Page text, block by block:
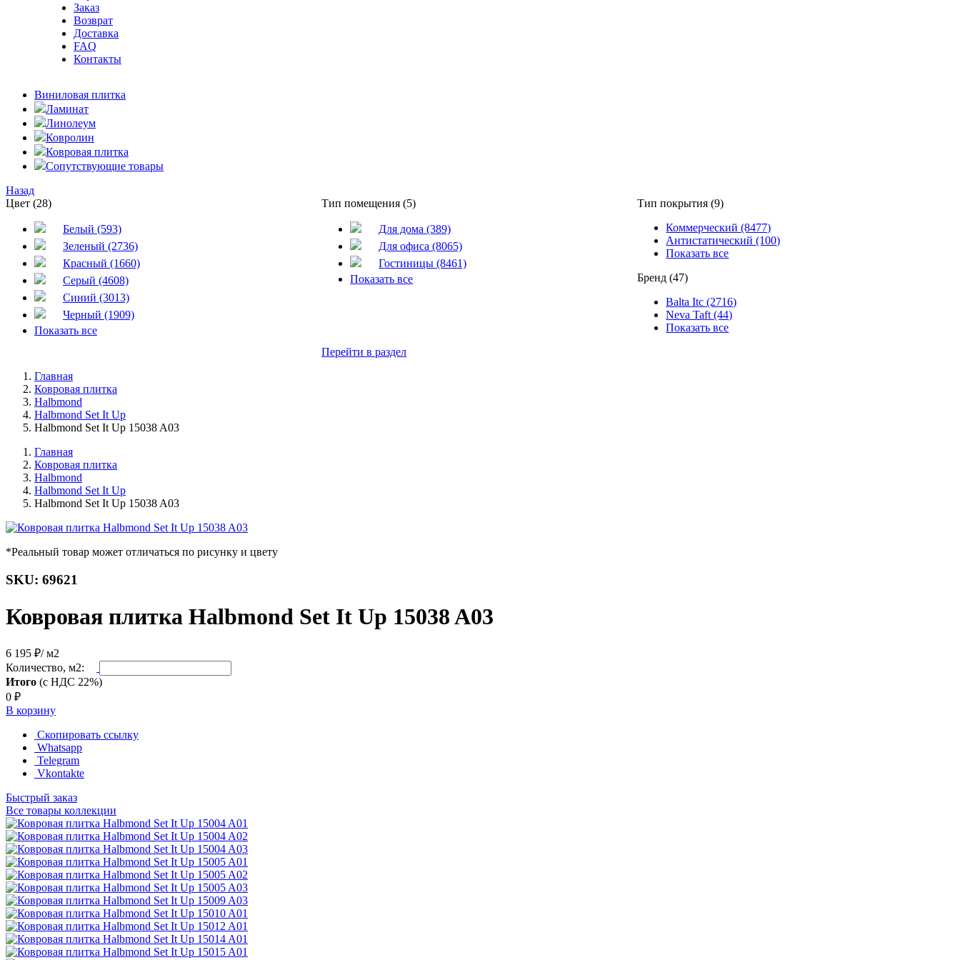
Заказ
Возврат
Доставка
FAQ
Контакты
Виниловая плитка
Ламинат
Линолеум
Ковролин
Ковровая плитка
Сопутствующие товары
Назад
Цвет (28)
Белый (593)
Зеленый (2736)
Красный (1660)
Серый (4608)
Синий (3013)
Черный (1909)
Показать все
Тип помещения (5)
Для дома (389)
Для офиса (8065)
Гостиницы (8461)
Показать все
Тип покрытия (9)
Коммерческий (8477)
Антистатический (100)
Показать все
Бренд (47)
Balta Itc (2716)
Neva Taft (44)
Показать все
Перейти в раздел
Главная
Ковровая плитка
Halbmond
Halbmond Set It Up
Halbmond Set It Up 15038 A03
Главная
Ковровая плитка
Halbmond
Halbmond Set It Up
Halbmond Set It Up 15038 A03
*Реальный товар может отличаться по рисунку и цвету
SKU: 69621
Ковровая плитка Halbmond Set It Up 15038 A03
6 195 ₽/ м2
Количество, м2:
Итого (с НДС 22%)
0 ₽
В корзину
Скопировать ссылку
Whatsapp
Telegram
Vkontakte
Быстрый заказ
Все товары коллекции